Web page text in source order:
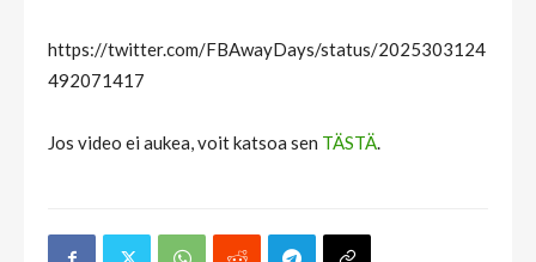
https://twitter.com/FBAwayDays/status/2025303124
492071417
Jos video ei aukea, voit katsoa sen TÄSTÄ.